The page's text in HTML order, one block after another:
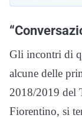
Gli incontri di
alcune delle
2018/2019 del
Fiorentino, si